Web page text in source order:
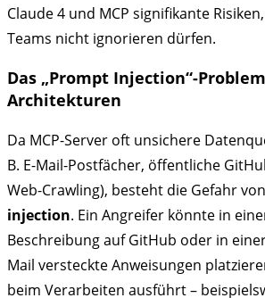
Claude 4 und MCP signifikante
Teams nicht ignorieren dürfen.
Das „Prompt Injection“-
Architekturen
Da MCP-Server oft unsichere
B. E-Mail-Postfächer, öffentliche
Web-Crawling), besteht die Gefahr von
injection. Ein Angreifer könnte in
Beschreibung auf GitHub oder in
Mail versteckte Anweisungen
beim Verarbeiten ausführt –